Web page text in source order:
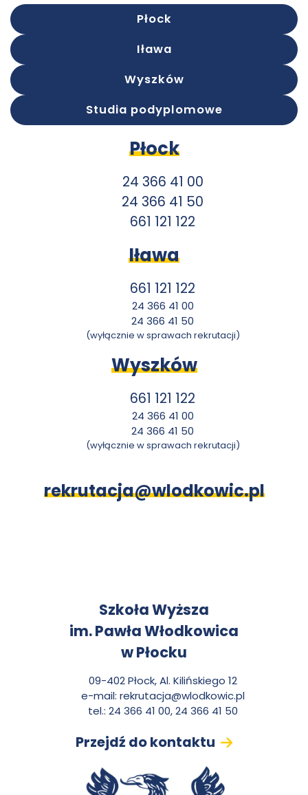
Płock
Iława
Wyszków
Studia podyplomowe
Płock
24 366 41 00
24 366 41 50
661 121 122
Iława
661 121 122
24 366 41 00
24 366 41 50
(wyłącznie w sprawach rekrutacji)
Wyszków
661 121 122
24 366 41 00
24 366 41 50
(wyłącznie w sprawach rekrutacji)
rekrutacja@wlodkowic.pl
Szkoła Wyższa
im. Pawła Włodkowica
w Płocku
09-402 Płock, Al. Kilińskiego 12
e-mail: rekrutacja@wlodkowic.pl
tel.: 24 366 41 00, 24 366 41 50
Przejdź do kontaktu